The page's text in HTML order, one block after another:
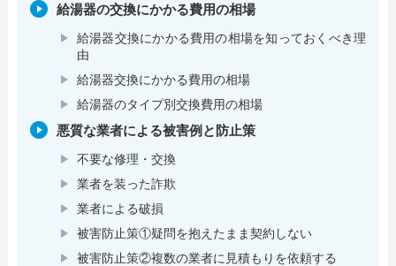
給湯器の交換にかかる費用の相場
給湯器交換にかかる費用の相場を知っておくべき理
由
給湯器交換にかかる費用の相場
給湯器のタイプ別交換費用の相場
悪質な業者による被害例と防止策
不要な修理・交換
業者を装った詐欺
業者による破損
被害防止策①疑問を抱えたまま契約しない
被害防止策②複数の業者に見積もりを依頼する